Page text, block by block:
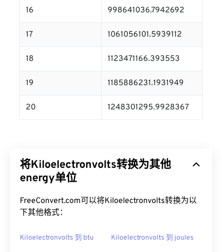
16 998641036.7942692
17 1061056101.5939112
18 1123471166.393553
19 1185886231.1931949
20 1248301295.9928367
将Kiloelectronvolts转换为其他
energy单位
FreeConvert.com可以将Kiloelectronvolts转换为以
下其他格式：
Kiloelectronvolts 到 btu Kiloelectronvolts 到 joules